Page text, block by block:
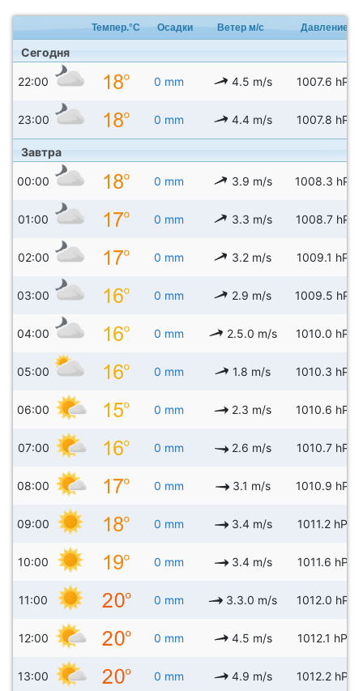
Темпер.°C Осадки Ветер м/с Давление
Сегодня
22:00 0 mm 4.5 m/s 1007.6 hPa
23:00 0 mm 4.4 m/s 1007.8 hPa
Завтра
00:00 0 mm 3.9 m/s 1008.3 hPa
01:00 0 mm 3.3 m/s 1008.7 hPa
02:00 0 mm 3.2 m/s 1009.1 hPa
03:00 0 mm 2.9 m/s 1009.5 hPa
04:00 0 mm 2.5.0 m/s 1010.0 hPa
05:00 0 mm 1.8 m/s 1010.3 hPa
06:00 0 mm 2.3 m/s 1010.6 hPa
07:00 0 mm 2.6 m/s 1010.7 hPa
08:00 0 mm 3.1 m/s 1010.9 hPa
09:00 0 mm 3.4 m/s 1011.2 hPa
10:00 0 mm 3.4 m/s 1011.6 hPa
11:00 0 mm 3.3.0 m/s 1012.0 hPa
12:00 0 mm 4.5 m/s 1012.1 hPa
13:00 0 mm 4.9 m/s 1012.2 hPa